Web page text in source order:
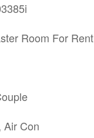
Room For Rent
Air Con